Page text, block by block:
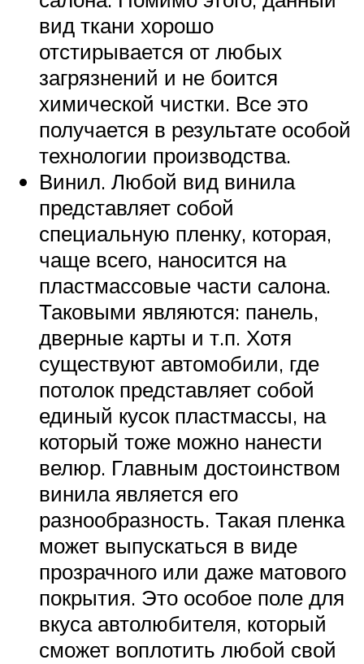
вид ткани хорошо
отстирывается от любых
загрязнений и не боится
химической чистки. Все это
получается в результате особой
технологии производства.
Винил. Любой вид винила
представляет собой
специальную пленку, которая,
чаще всего, наносится на
пластмассовые части салона.
Таковыми являются: панель,
дверные карты и т.п. Хотя
существуют автомобили, где
потолок представляет собой
единый кусок пластмассы, на
который тоже можно нанести
велюр. Главным достоинством
винила является его
разнообразность. Такая пленка
может выпускаться в виде
прозрачного или даже матового
покрытия. Это особое поле для
вкуса автолюбителя, который
сможет воплотить любой свой